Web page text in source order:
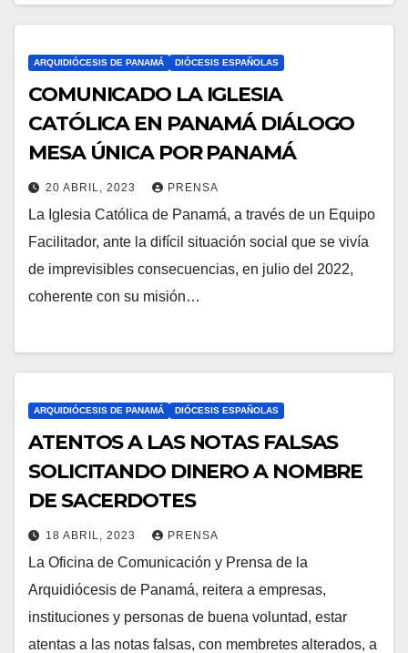
C
M
E
O
S
ARQUIDIÓCESIS DE PANAMÁ DIÓCESIS ESPAÑOLAS
COMUNICADO LA IGLESIA
CATÓLICA EN PANAMÁ DIÁLOGO
MESA ÚNICA POR PANAMÁ
20 ABRIL, 2023 PRENSA
N
O
H
C
M
E
O
S
La Iglesia Católica de Panamá, a través de un Equipo
Facilitador, ante la difícil situación social que se vivía
de imprevisibles consecuencias, en julio del 2022,
coherente con su misión…
ARQUIDIÓCESIS DE PANAMÁ DIÓCESIS ESPAÑOLAS
ATENTOS A LAS NOTAS FALSAS
SOLICITANDO DINERO A NOMBRE
DE SACERDOTES
18 ABRIL, 2023 PRENSA
N
O
H
A
La Oficina de Comunicación y Prensa de la
Arquidiócesis de Panamá, reitera a empresas,
instituciones y personas de buena voluntad, estar
atentas a las notas falsas, con membretes alterados, a